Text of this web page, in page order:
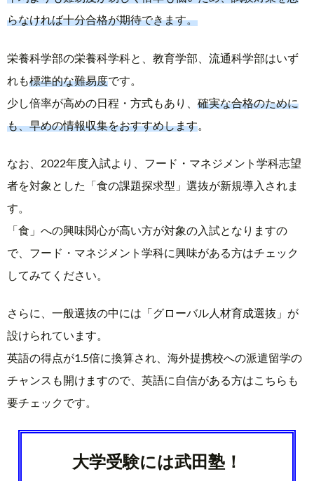
らなければ十分合格が期待できます。
栄養科学部の栄養科学科と、教育学部、流通科学部はいず
れも標準的な難易度です。
少し倍率が高めの日程・方式もあり、 確実な合格のために
も、早めの情報収集をおすすめします
なお、2022年度入試より、フード・マネジメント学科志望
者を対象とした「食の課題探求型」選抜が新規導入されま
す。
「食」への興味関心が高い方が対象の入試となりますの
で、フード・マネジメント学科に興味がある方はチェック
してみてください。
さらに、一般選抜の中には「グローバル人材育成選抜」が
設けられています。
英語の得点が1.5倍に換算され、海外提携校への派遣留学の
チャンスも開けますので、英語に自信がある方はこちらも
要チェックです。
大学受験には武田塾！